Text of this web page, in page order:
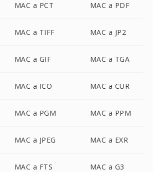
MAC a PCT MAC a PDF
MAC a TIFF MAC a JP2
MAC a GIF MAC a TGA
MAC a ICO MAC a CUR
MAC a PGM MAC a PPM
MAC a JPEG MAC a EXR
MAC a FTS MAC a G3